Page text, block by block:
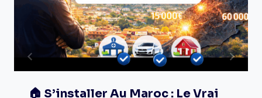
🏠 S’installer Au Maroc : Le Vrai